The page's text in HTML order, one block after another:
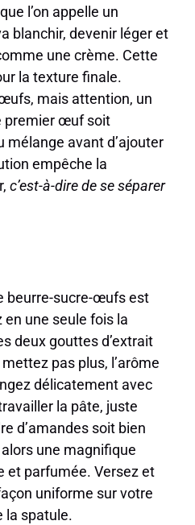
l’on appelle un
blanchir, devenir léger et
une crème. Cette
la texture finale.
mais attention, un
premier œuf soit
avant d’ajouter
empêche la
c’est-à-dire de se séparer
beurre-sucre-œufs est
une seule fois la
deux gouttes d’extrait
pas plus, l’arôme
délicatement avec
la pâte, juste
d’amandes soit bien
une magnifique
et parfumée. Versez et
uniforme sur votre
la spatule.